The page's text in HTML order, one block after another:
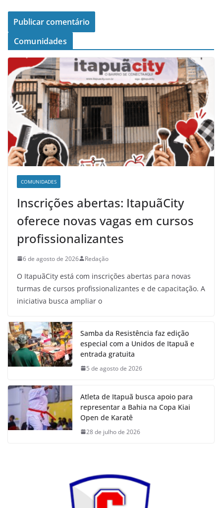
Comunidades
COMUNIDADES
Inscrições abertas: ItapuãCity
oferece novas vagas em cursos
profissionalizantes
6 de agosto de 2026 Redação
O ItapuãCity está com inscrições abertas para novas
turmas de cursos profissionalizantes e de capacitação. A
iniciativa busca ampliar o
Samba da Resistência faz edição
especial com a Unidos de Itapuã e
entrada gratuita
5 de agosto de 2026
Atleta de Itapuã busca apoio para
representar a Bahia na Copa Kiai
Open de Karatê
28 de julho de 2026